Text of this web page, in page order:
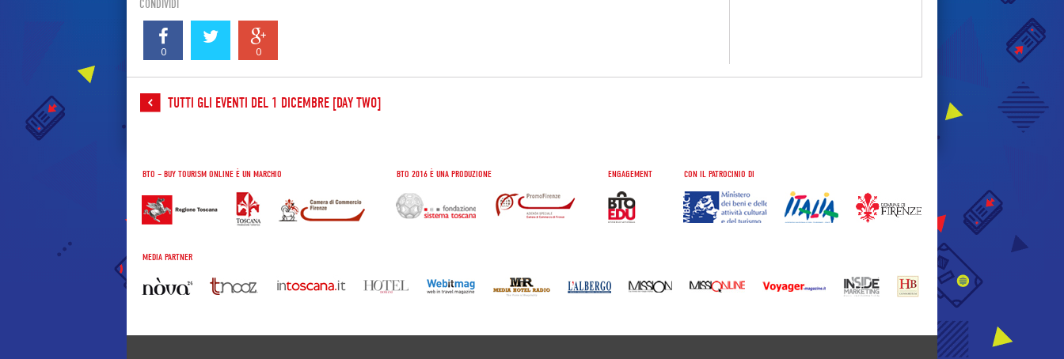
CONDIVIDI
0 0
TUTTI GLI EVENTI DEL 1 DICEMBRE [DAY TWO]
BTO – BUY TOURISM ONLINE È UN MARCHIO BTO 2016 È UNA PRODUZIONE ENGAGEMENT CON IL PATROCINIO DI
MEDIA PARTNER